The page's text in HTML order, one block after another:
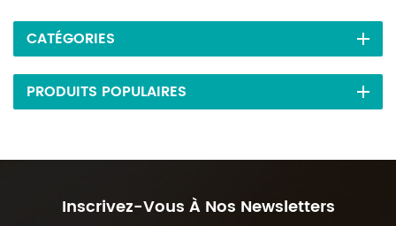
CATÉGORIES
PRODUITS POPULAIRES
Inscrivez-Vous À Nos Newsletters